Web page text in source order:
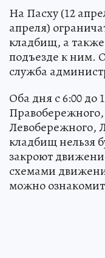
На Пасху (12
апреля)
кладбищ, а
подъезде к ним.
служба
Оба дня с 6:00 до
Левобережного,
кладбищ нельзя
закроют
схемами
можно